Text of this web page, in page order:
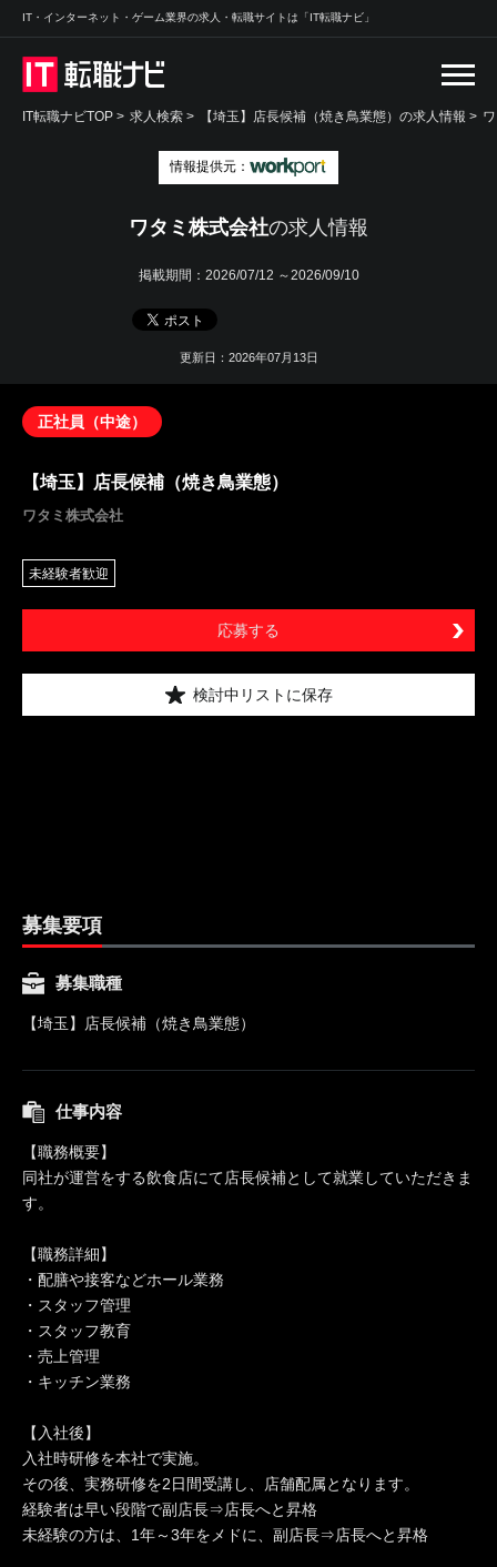
IT・インターネット・ゲーム業界の求人・転職サイトは「IT転職ナビ」
IT転職ナビTOP > 求人検索 > 【埼玉】店長候補（焼き鳥業態）の求人情報 >
情報提供元：
ワタミ株式会社の求人情報
掲載期間： 2026/07/12 ～2026/09/10
更新日：2026年07月13日
正社員（中途）
【埼玉】店長候補（焼き鳥業態）
ワタミ株式会社
未経験者歓迎
応募する
検討中リストに保存
募集要項
募集職種
【埼玉】店長候補（焼き鳥業態）
仕事内容
【職務概要】
同社が運営をする飲食店にて店長候補として就業していただきま
す。
【職務詳細】
・配膳や接客などホール業務
・スタッフ管理
・スタッフ教育
・売上管理
・キッチン業務
【入社後】
入社時研修を本社で実施。
その後、実務研修を2日間受講し、店舗配属となります。
経験者は早い段階で副店長⇒店長へと昇格
未経験の方は、1年～3年をメドに、副店長⇒店長へと昇格